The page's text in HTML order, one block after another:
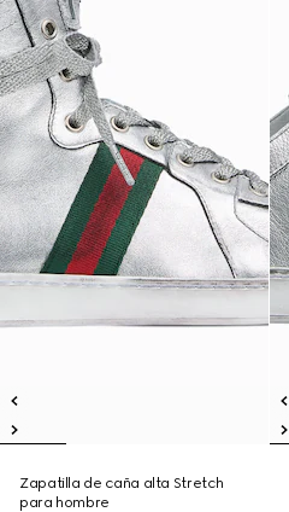
Zapatilla de caña alta Stretch
para hombre